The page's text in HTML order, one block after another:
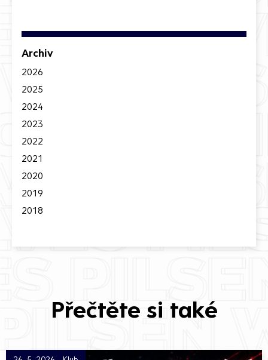
Archiv
2026
2025
2024
2023
2022
2021
2020
2019
2018
Přečtěte si také